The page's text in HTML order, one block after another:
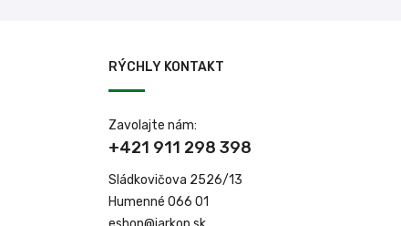
RÝCHLY KONTAKT
Zavolajte nám:
+421 911 298 398
Sládkovičova 2526/13
Humenné 066 01